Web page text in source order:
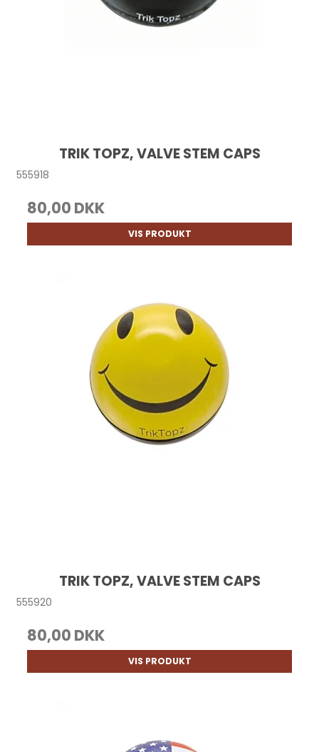
TRIK TOPZ, VALVE STEM CAPS
555918
80,00 DKK
VIS PRODUKT
TRIK TOPZ, VALVE STEM CAPS
555920
80,00 DKK
VIS PRODUKT